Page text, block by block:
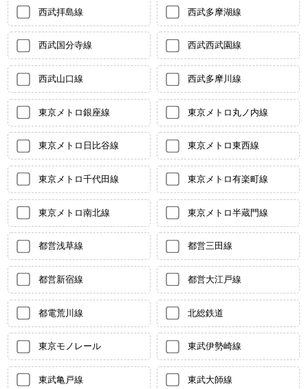
西武拝島線 西武多摩湖線
西武国分寺線 西武西武園線
西武山口線 西武多摩川線
東京メトロ銀座線 東京メトロ丸ノ内線
東京メトロ日比谷線 東京メトロ東西線
東京メトロ千代田線 東京メトロ有楽町線
東京メトロ南北線 東京メトロ半蔵門線
都営浅草線 都営三田線
都営新宿線 都営大江戸線
都電荒川線 北総鉄道
東京モノレール 東武伊勢崎線
東武亀戸線 東武大師線